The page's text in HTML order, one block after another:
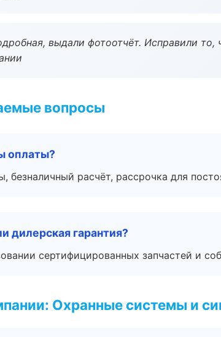
выдали фотоотчёт. Исправили то,
вопросы
оплаты?
безналичный расчёт, рассрочка для
дилерская гарантия?
сертифицированных запчастей и
Охранные системы и